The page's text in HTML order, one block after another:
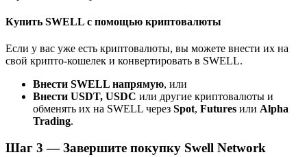
Пригласите друга, чтобы получить денежные
BTC Welcome Rewards
Купить SWELL с помощью криптовалюты
Если у вас уже есть криптовалюты, вы можете внести их на
свой крипто-кошелек и конвертировать в SWELL.
Внести SWELL напрямую, или
Внести USDT, USDC или другие криптовалюты и
обменять их на SWELL через Spot, Futures или Alpha
Trading.
Шаг 3 —Завершите покупку Swell Network